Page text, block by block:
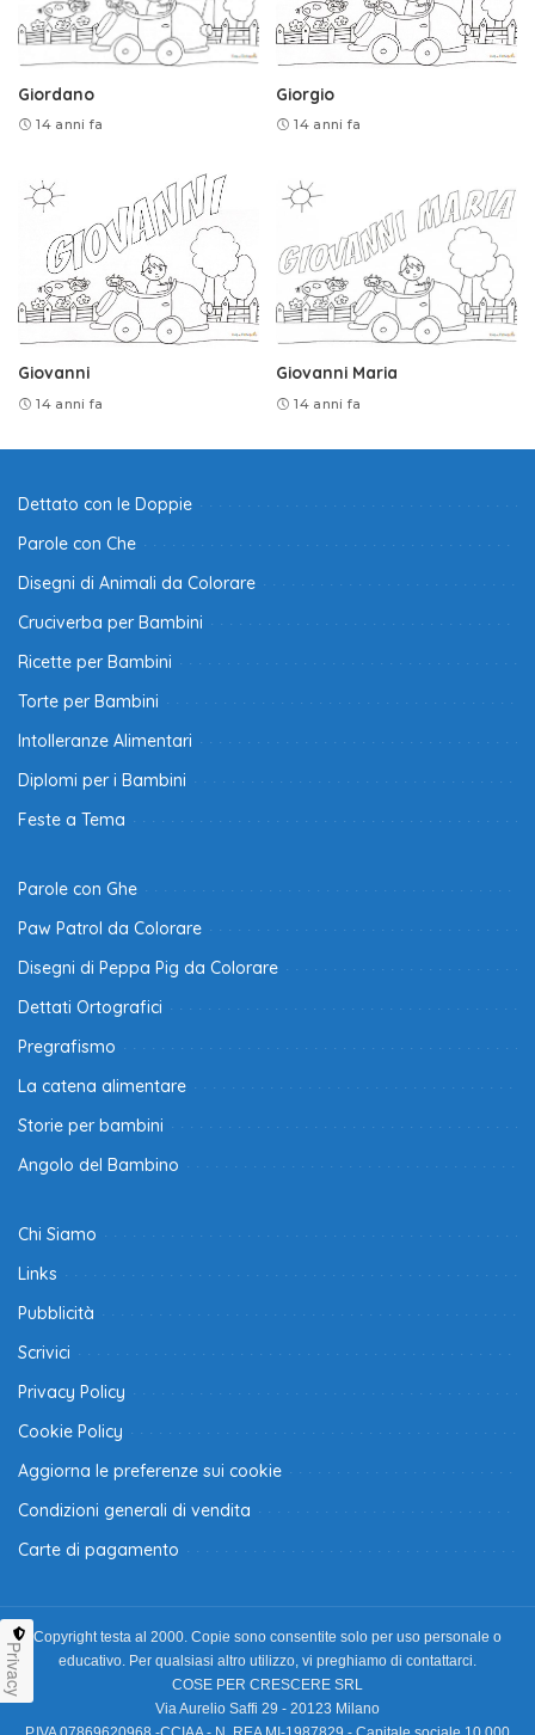
Giordano
14 anni fa
Giorgio
14 anni fa
Giovanni
14 anni fa
Giovanni Maria
14 anni fa
Dettato con le Doppie
Parole con Che
Disegni di Animali da Colorare
Cruciverba per Bambini
Ricette per Bambini
Torte per Bambini
Intolleranze Alimentari
Diplomi per i Bambini
Feste a Tema
Parole con Ghe
Paw Patrol da Colorare
Disegni di Peppa Pig da Colorare
Dettati Ortografici
Pregrafismo
La catena alimentare
Storie per bambini
Angolo del Bambino
Chi Siamo
Links
Pubblicità
Scrivici
Privacy Policy
Cookie Policy
Aggiorna le preferenze sui cookie
Condizioni generali di vendita
Carte di pagamento
Copyright testa al 2000. Copie sono consentite solo per uso personale o
educativo. Per qualsiasi altro utilizzo, vi preghiamo di contattarci.
COSE PER CRESCERE SRL
Via Aurelio Saffi 29 - 20123 Milano
Privacy